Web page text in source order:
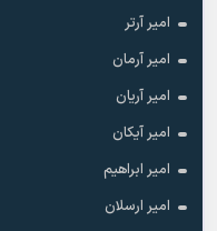
امیر آرتر
امیر آرمان
امیر آریان
امیر آیکان
امیر ابراهیم
امیر ارسلان